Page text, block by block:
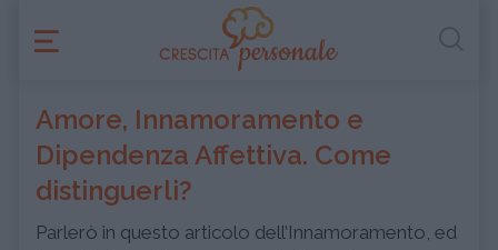
Amore, Innamoramento e
Dipendenza Affettiva. Come
distinguerli?
Parlerò in questo articolo dell’Innamoramento, ed